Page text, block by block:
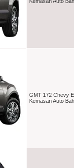
GMT 172 Chevy
Kemasan Auto